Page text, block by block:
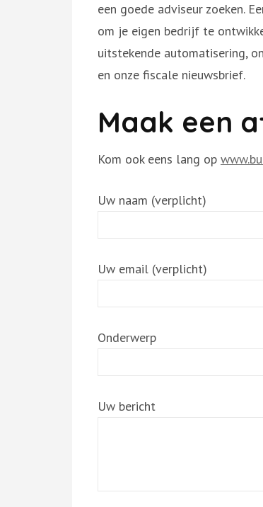
een goede adviseur zoeken.
om je eigen bedrijf te
uitstekende automatisering,
en onze fiscale nieuwsbrief.
Maak een
Kom ook eens lang op
Uw naam (verplicht)
Uw email (verplicht)
Onderwerp
Uw bericht